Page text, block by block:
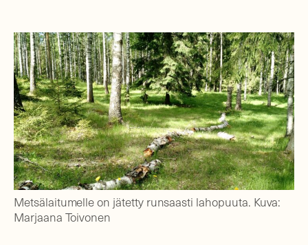
Metsälaitumelle on jätetty runsaasti lahopuuta. Kuva:
Marjaana Toivonen